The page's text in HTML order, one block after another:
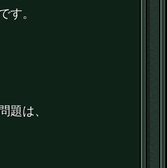
す。
題は、